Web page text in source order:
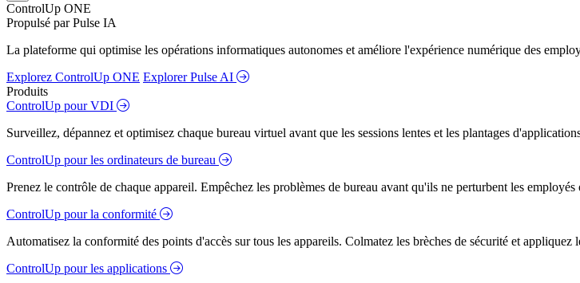
ControlUp ONE
Propulsé par Pulse IA
La plateforme qui optimise les opérations informatiques autonomes et améliore l'expérience numérique des
Explorez ControlUp ONE Explorer Pulse AI
Produits
ControlUp pour VDI
Surveillez, dépannez et optimisez chaque bureau virtuel avant que les sessions lentes et les plantages
ControlUp pour les ordinateurs de bureau
Prenez le contrôle de chaque appareil. Empêchez les problèmes de bureau avant qu'ils ne perturbent les
ControlUp pour la conformité
Automatisez la conformité des points d'accès sur tous les appareils. Colmatez les brèches de sécurité et
ControlUp pour les applications